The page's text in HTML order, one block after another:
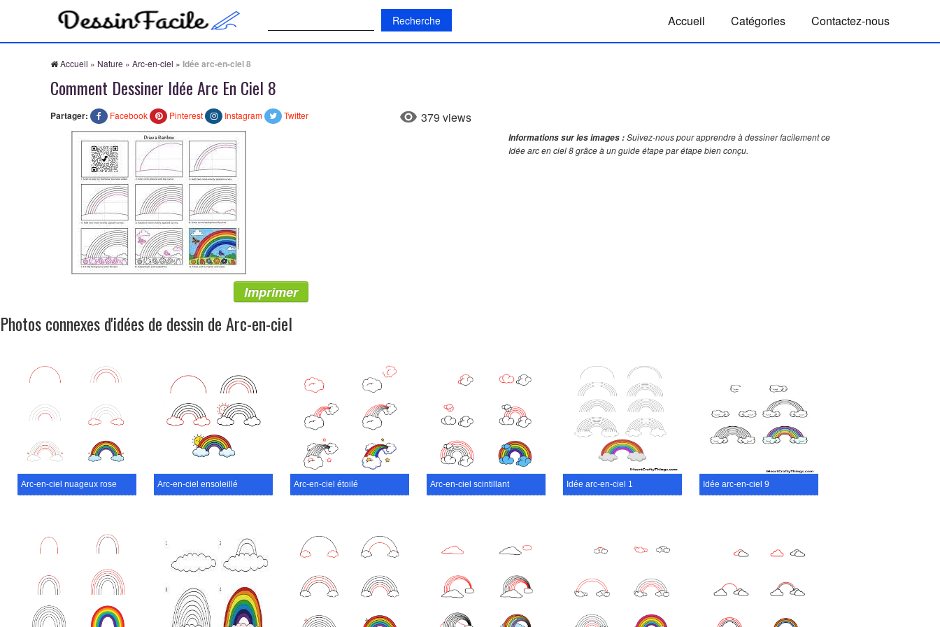
Accueil Catégories Contactez-nous
Accueil » Nature » Arc-en-ciel » Idée arc-en-ciel 8
Comment Dessiner Idée Arc En Ciel 8
Partager: Facebook Pinterest Instagram Twitter 379 views
Informations sur les images :Suivez-nous pour apprendre à dessiner facilement ce
Idée arc en ciel 8 grâce à un guide étape par étape bien conçu.
Imprimer
Photos connexes d'idées de dessin de Arc-en-ciel
Arc-en-ciel nuageux rose Arc-en-ciel ensoleillé Arc-en-ciel étoilé Arc-en-ciel scintillant Idée arc-en-ciel 1 Idée arc-en-ciel 9